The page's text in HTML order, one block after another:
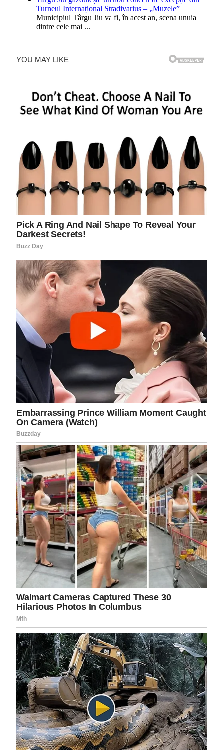
Turneul Internațional Stradivarius – „Muzele”
Municipiul Târgu Jiu va fi, în acest an, scena unuia
dintre cele mai ...